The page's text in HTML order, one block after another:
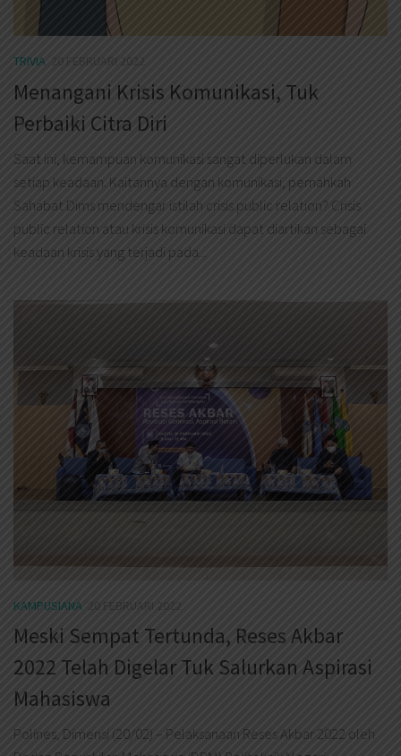
TRIVIA 20 FEBRUARI 2022
Menangani Krisis Komunikasi, Tuk
Perbaiki Citra Diri
Saat ini, kemampuan komunikasi sangat diperlukan dalam
setiap keadaan. Kaitannya dengan komunikasi, pernahkah
Sahabat Dims mendengar istilah crisis public relation? Crisis
public relation atau krisis komunikasi dapat diartikan sebagai
keadaan krisis yang terjadi pada...
KAMPUSIANA 20 FEBRUARI 2022
Meski Sempat Tertunda, Reses Akbar
2022 Telah Digelar Tuk Salurkan Aspirasi
Mahasiswa
Polines, Dimensi (20/02) – Pelaksanaan Reses Akbar 2022 oleh